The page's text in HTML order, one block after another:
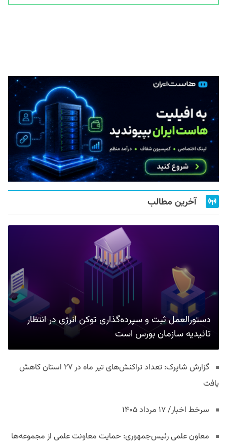
آخرین مطالب
دستورالعمل ثبت و سپرده‌گذاری توکن انرژی در انتظار
تائیدیه سازمان بورس است
گزارش شاپرک: تعداد تراکنش‌های تیر ماه در ۲۷ استان‌ کاهش
یافت
سرخط اخبار/ ۱۷ مرداد ۱۴۰۵
معاون علمی رئیس‌جمهوری: حمایت معاونت علمی از مجموعه‌ها